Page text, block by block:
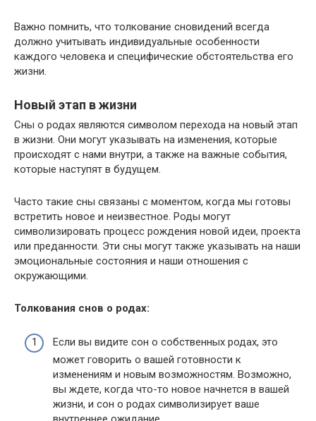
Важно помнить, что толкование сновидений всегда
должно учитывать индивидуальные особенности
каждого человека и специфические обстоятельства его
жизни.
Новый этап в жизни
Сны о родах являются символом перехода на новый этап
в жизни. Они могут указывать на изменения, которые
происходят с нами внутри, а также на важные события,
которые наступят в будущем.
Часто такие сны связаны с моментом, когда мы готовы
встретить новое и неизвестное. Роды могут
символизировать процесс рождения новой идеи, проекта
или преданности. Эти сны могут также указывать на наши
эмоциональные состояния и наши отношения с
окружающими.
Толкования снов о родах:
Если вы видите сон о собственных родах, это
может говорить о вашей готовности к
изменениям и новым возможностям. Возможно,
вы ждете, когда что-то новое начнется в вашей
жизни, и сон о родах символизирует ваше